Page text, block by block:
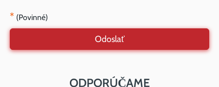
* (Povinné)
Odoslať
ODPORÚČAME